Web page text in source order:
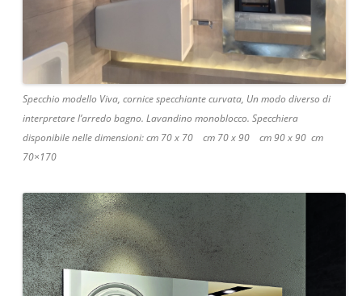
Specchio modello Viva, cornice specchiante curvata, Un modo diverso di
interpretare l’arredo bagno. Lavandino monoblocco. Specchiera
disponibile nelle dimensioni: cm 70 x 70 cm 70 x 90 cm 90 x 90 cm
70×170